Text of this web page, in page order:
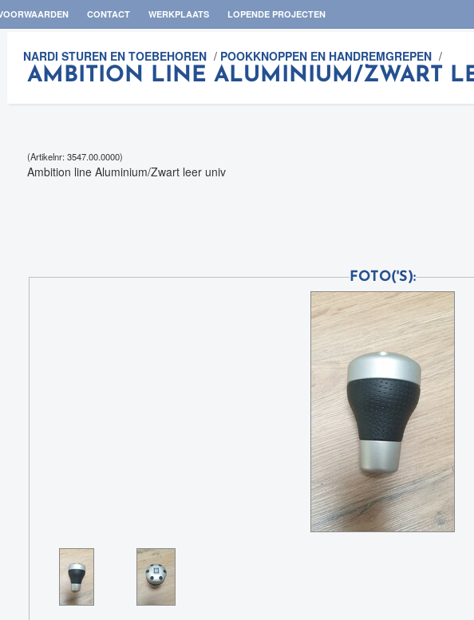
CONTACT WERKPLAATS LOPENDE PROJECTEN
NARDI STUREN EN TOEBEHOREN / POOKKNOPPEN EN HANDREMGREPEN /
AMBITION LINE ALUMINIUM/ZWART
(Artikelnr: 3547.00.0000)
Ambition line Aluminium/Zwart leer univ
FOTO('S):